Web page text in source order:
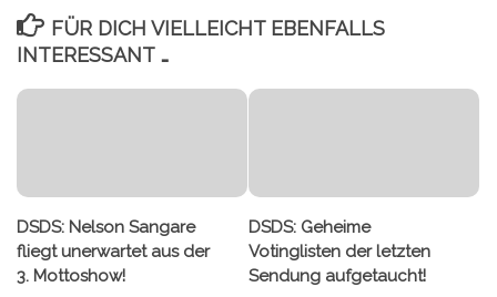
FÜR DICH VIELLEICHT EBENFALLS
INTERESSANT …
DSDS: Nelson Sangare
fliegt unerwartet aus der
3. Mottoshow!
DSDS: Geheime
Votinglisten der letzten
Sendung aufgetaucht!